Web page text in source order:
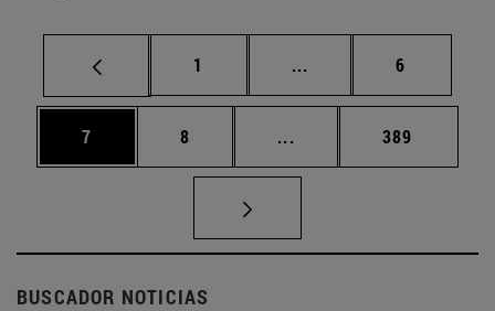
Página
1 ... Páginas intermedias
Página
6
Página
7 Página
8 ... Páginas intermedias
Página
389
BUSCADOR NOTICIAS